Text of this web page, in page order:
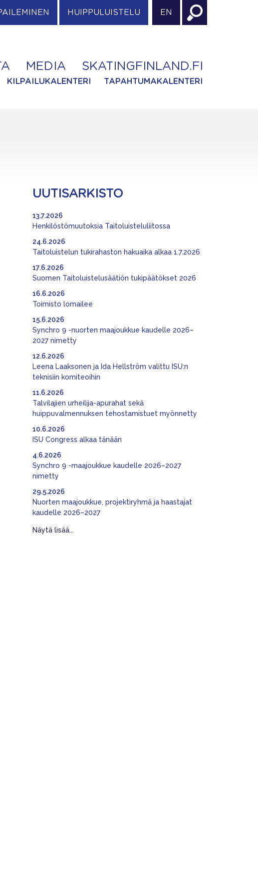
HUIPPULUISTELU EN
MEDIA SKATINGFINLAND.FI
KILPAILUKALENTERI TAPAHTUMAKALENTERI
UUTISARKISTO
Henkilöstömuutoksia Taitoluisteluliitossa
13.7.2026
Taitoluistelun tukirahaston hakuaika alkaa 1.7.2026
24.6.2026
Suomen Taitoluistelusäätiön tukipäätökset 2026
17.6.2026
Toimisto lomailee
16.6.2026
Synchro 9 -nuorten maajoukkue kaudelle 2026–
2027 nimetty
15.6.2026
Leena Laaksonen ja Ida Hellström valittu ISU:n
teknisiin komiteoihin
12.6.2026
Talvilajien urheilija-apurahat sekä
huippuvalmennuksen tehostamistuet myönnetty
11.6.2026
ISU Congress alkaa tänään
10.6.2026
Synchro 9 -maajoukkue kaudelle 2026–2027
nimetty
4.6.2026
Nuorten maajoukkue, projektiryhmä ja haastajat
kaudelle 2026–2027
29.5.2026
Näytä lisää...